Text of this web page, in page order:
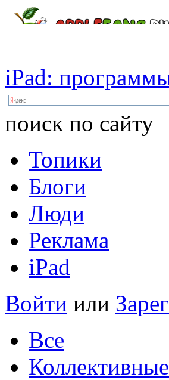
iPad:
поиск по сайту
Топики
Блоги
Люди
Реклама
iPad
Войти или
Все
Коллективные